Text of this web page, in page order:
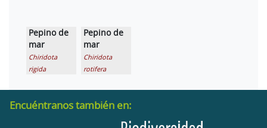
Pepino de
mar
Chiridota
rigida
Pepino de
mar
Chiridota
rotifera
Encuéntranos también en: